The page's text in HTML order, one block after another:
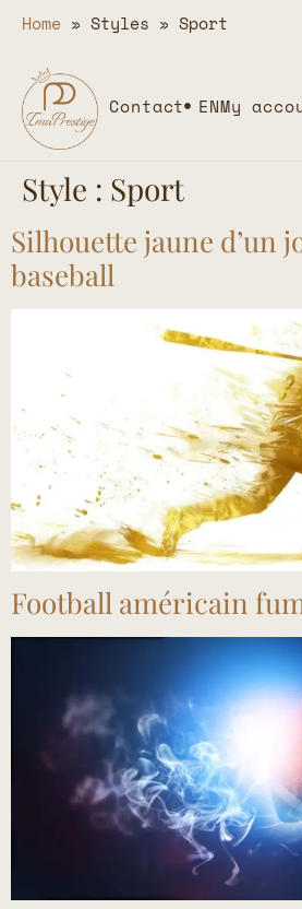
Home » Styles » Sport
Contact ENMy
Style : Sport
Silhouette jaune d’un
baseball
Football américain